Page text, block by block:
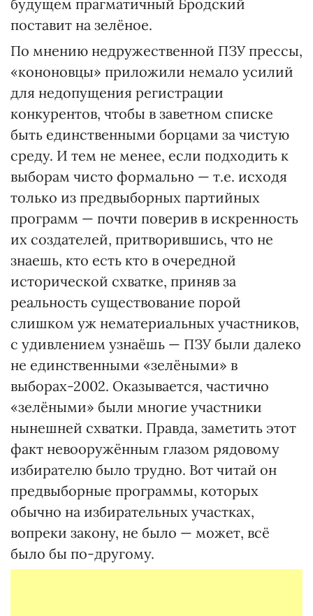
будущем прагматичный Бродский
поставит на зелёное.
По мнению недружественной ПЗУ прессы,
«кононовцы» приложили немало усилий
для недопущения регистрации
конкурентов, чтобы в заветном списке
быть единственными борцами за чистую
среду. И тем не менее, если подходить к
выборам чисто формально — т.е. исходя
только из предвыборных партийных
программ — почти поверив в искренность
их создателей, притворившись, что не
знаешь, кто есть кто в очередной
исторической схватке, приняв за
реальность существование порой
слишком уж нематериальных участников,
с удивлением узнаёшь — ПЗУ были далеко
не единственными «зелёными» в
выборах-2002. Оказывается, частично
«зелёными» были многие участники
нынешней схватки. Правда, заметить этот
факт невооружённым глазом рядовому
избирателю было трудно. Вот читай он
предвыборные программы, которых
обычно на избирательных участках,
вопреки закону, не было — может, всё
было бы по-другому.